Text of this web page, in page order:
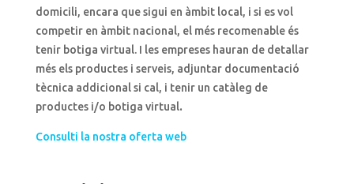
domicili, encara que sigui en àmbit local, i si es vol
competir en àmbit nacional, el més recomenable és
tenir botiga virtual. I les empreses hauran de detallar
més els productes i serveis, adjuntar documentació
tècnica addicional si cal, i tenir un catàleg de
productes i/o botiga virtual.
Consulti la nostra oferta web